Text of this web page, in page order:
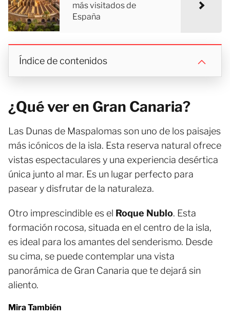
más visitados de
España
Índice de contenidos
¿Qué ver en Gran Canaria?
Las Dunas de Maspalomas son uno de los paisajes
más icónicos de la isla. Esta reserva natural ofrece
vistas espectaculares y una experiencia desértica
única junto al mar. Es un lugar perfecto para
pasear y disfrutar de la naturaleza.
Otro imprescindible es el Roque Nublo. Esta
formación rocosa, situada en el centro de la isla,
es ideal para los amantes del senderismo. Desde
su cima, se puede contemplar una vista
panorámica de Gran Canaria que te dejará sin
aliento.
Mira También